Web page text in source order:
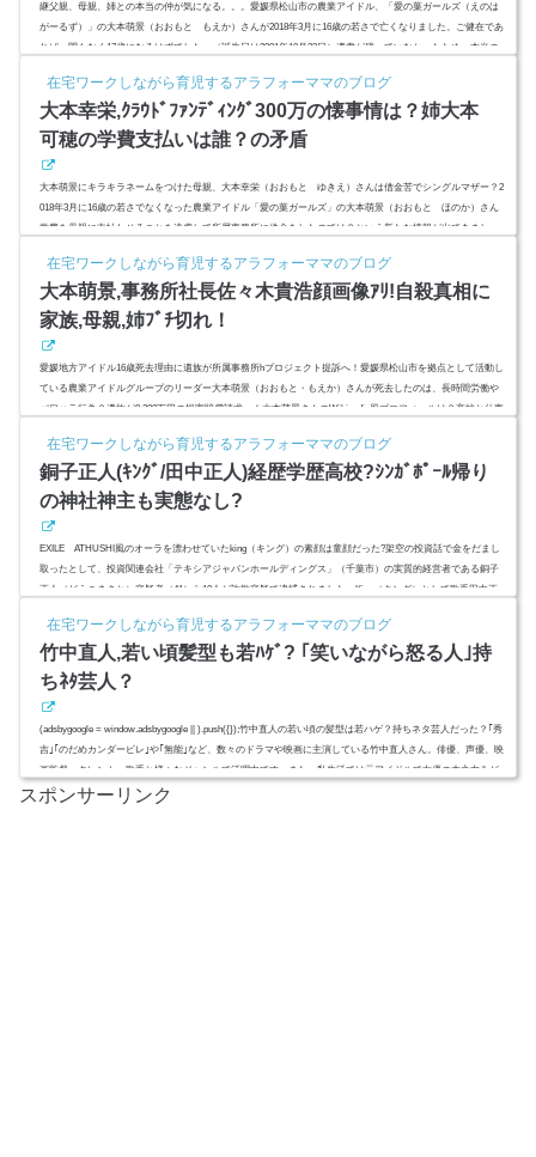
継父親、母親、姉との本当の仲が気になる。。。愛媛県松山市の農業アイドル、「愛の葉ガールズ（えのは
がーるず）」の大本萌景（おおもと もえか）さんが2018年3月に16歳の若さで亡くなりました。ご健在であ
れば、間もなく17歳になるはずでした。（誕生日は2001年10月23日）遺書が残っていなかったため、本当の
ームセンターに入り浸っていたのは本当？その理由は？父親は不在？その家族仲とは？ (adsbygoogle = windo
w.adsbygo...
在宅ワークしながら育児するアラフォーママのブログ
大本幸栄,ｸﾗｳﾄﾞﾌｧﾝﾃﾞｨﾝｸﾞ300万の懐事情は？姉大本
可穂の学費支払いは誰？の矛盾
大本萌景にキラキラネームをつけた母親、大本幸栄（おおもと ゆきえ）さんは借金苦でシングルマザー？2
018年3月に16歳の若さでなくなった農業アイドル「愛の葉ガールズ」の大本萌景（おおもと ほのか）さん
学費を母親に支払わせることを遠慮して所属事務所に借金をしたのでは？という新たな情報が出てきまし
はいまいくら集まった？ (adsbygoogle = window.adsbygoogle || ).push({ google_ad_client: "ca-pub-...
在宅ワークしながら育児するアラフォーママのブログ
大本萌景,事務所社長佐々木貴浩顔画像ｱﾘ!自殺真相に
家族,母親,姉ﾌﾞﾁ切れ！
愛媛地方アイドル16歳死去理由に遺族が所属事務所hプロジェクト提訴へ！愛媛県松山市を拠点として活動し
ている農業アイドルグループのリーダー大本萌景（おおもと・もえか）さんが死去したのは、長時間労働や
パワハラ行為？遺族が9,200万円の損害賠償請求へ！大本萌景さんのWikipedia風プロフィールは？高校と仕事
続行中と。前事務所社長は雲隠れ？顔画像は？ (adsbygoogle = window.adsbygoogle || ).push({ google_...
在宅ワークしながら育児するアラフォーママのブログ
銅子正人(ｷﾝｸﾞ/田中正人)経歴学歴高校?ｼﾝｶﾞﾎﾟｰﾙ帰り
の神社神主も実態なし?
EXILE ATHUSHI風のオーラを漂わせていたking（キング）の素顔は童顔だった?架空の投資話で金をだまし
取ったとして、投資関連会社「テキシアジャパンホールディングス」（千葉市）の実質的経営者である銅子
正人（どうこまさと）容疑者（41）ら10人が詐欺容疑で逮捕されました。King（キング）として歌手田中正
神社神主の正体を調べてみました。歌唱動画ｱﾘ！ (adsbygoogle = window.adsbygoogle || ).push({ google_ad...
在宅ワークしながら育児するアラフォーママのブログ
竹中直人,若い頃髪型も若ﾊｹﾞ? ｢笑いながら怒る人｣持
ちﾈﾀ芸人？
(adsbygoogle = window.adsbygoogle || ).push({});竹中直人の若い頃の髪型は若ハゲ？持ちネタ芸人だった？｢秀
吉｣｢のだめカンダービレ｣や｢無能｣など、数々のドラマや映画に主演している竹中直人さん。俳優、声優、映
画監督、タレント、歌手と様々なジャンルで活躍中です。また、私生活では元アイドルで女優の木之内みど
りさんと結婚し、2人の子供がいます。今回はそんな竹中直人さんの若ハゲの噂や、笑いながら怒る人につい
スポンサーリンク